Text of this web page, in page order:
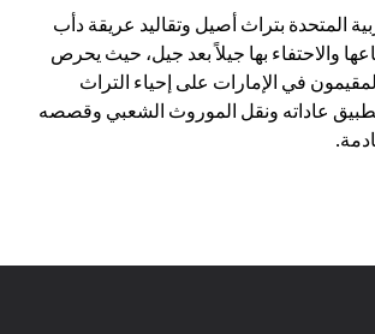
المتحدة بتراث أصيل وتقاليد عريقة دأب
والاحتفاء بها جيلاً بعد جيل، حيث يحرص
في الإمارات على إحياء التراث
عاداته ونقل الموروث الشعبي وقصصه